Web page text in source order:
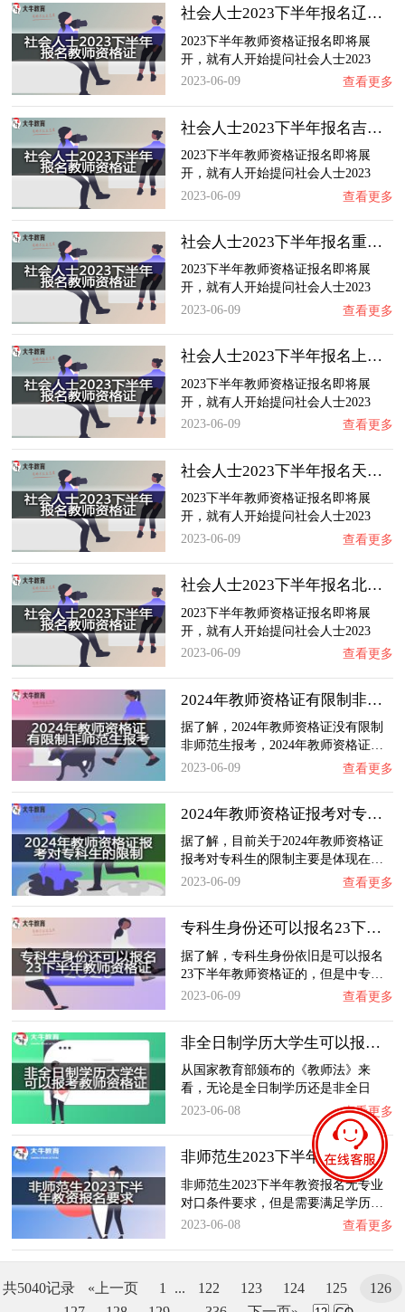
社会人士2023下半年报名辽宁教师资格证需要具…
2023下半年教师资格证报名即将展
开，就有人开始提问社会人士2023
下…
2023-06-09 查看更多
社会人士2023下半年报名吉林教师资格证需要具…
2023下半年教师资格证报名即将展
开，就有人开始提问社会人士2023
下…
2023-06-09 查看更多
社会人士2023下半年报名重庆教师资格证需要具…
2023下半年教师资格证报名即将展
开，就有人开始提问社会人士2023
下…
2023-06-09 查看更多
社会人士2023下半年报名上海教师资格证需要具…
2023下半年教师资格证报名即将展
开，就有人开始提问社会人士2023
下…
2023-06-09 查看更多
社会人士2023下半年报名天津教师资格证需要具…
2023下半年教师资格证报名即将展
开，就有人开始提问社会人士2023
下…
2023-06-09 查看更多
社会人士2023下半年报名北京教师资格证需要具…
2023下半年教师资格证报名即将展
开，就有人开始提问社会人士2023
下…
2023-06-09 查看更多
2024年教师资格证有限制非师范生报考吗？
据了解，2024年教师资格证没有限制
非师范生报考，2024年教师资格证…
2023-06-09
查看更多
2024年教师资格证报考对专科生的限制
据了解，目前关于2024年教师资格证
报考对专科生的限制主要是体现在…
2023-06-09
查看更多
专科生身份还可以报名23下半年教师资格证吗？…
据了解，专科生身份依旧是可以报名
23下半年教师资格证的，但是中专…
2023-06-09
查看更多
非全日制学历大学生可以报考教师资格证吗？
从国家教育部颁布的《教师法》来
看，无论是全日制学历还是非全日
制…
2023-06-08 查看更多
非师范生2023下半年教资报名要求？
非师范生2023下半年教资报名无专业
对口条件要求，但是需要满足学历…
2023-06-08
查看更多
共5040记录 «上一页 1 ... 122 123 124 125
126